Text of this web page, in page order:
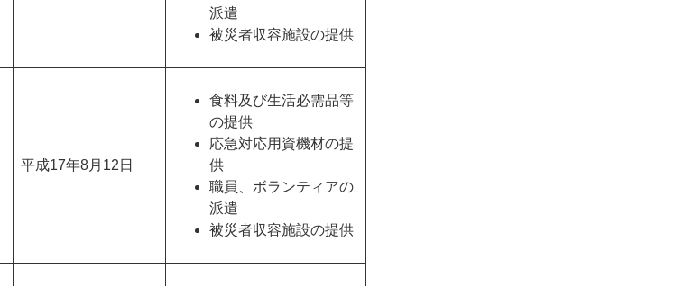
派遣
被災者収容施設の提供
平成17年8月12日
食料及び生活必需品等
の提供
応急対応用資機材の提
供
職員、ボランティアの
派遣
被災者収容施設の提供